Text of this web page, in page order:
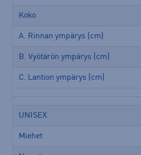
Koko
A. Rinnan ympärys (cm)
B. Vyötärön ympärys (cm)
C. Lantion ympärys (cm)
UNISEX
Miehet